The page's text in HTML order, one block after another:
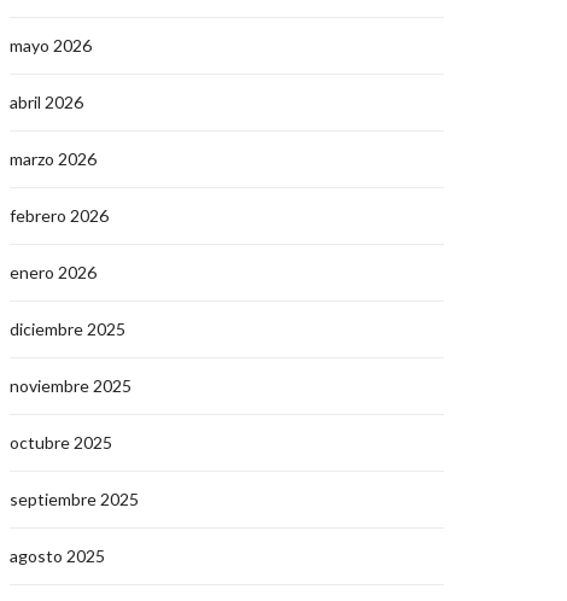
mayo 2026
abril 2026
marzo 2026
febrero 2026
enero 2026
diciembre 2025
noviembre 2025
octubre 2025
septiembre 2025
agosto 2025